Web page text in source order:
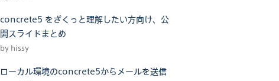
concrete5 をざくっと理解したい方向け、公
開スライドまとめ
by hissy
ローカル環境のconcrete5からメールを送信